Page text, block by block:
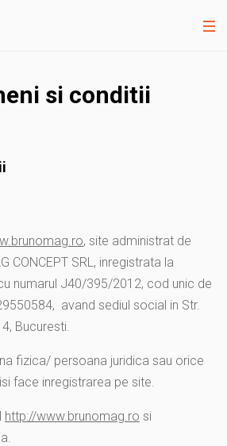
si conditii
, site administrat de
CONCEPT SRL, inregistrata la
numarul J40/395/2012, cod unic de
avand sediul social in Str.
Bucuresti.
fizica/ persoana juridica sau orice
face inregistrarea pe site.
http://www.brunomag.ro si